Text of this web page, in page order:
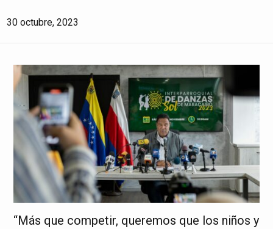
30 octubre, 2023
“Más que competir, queremos que los niños y